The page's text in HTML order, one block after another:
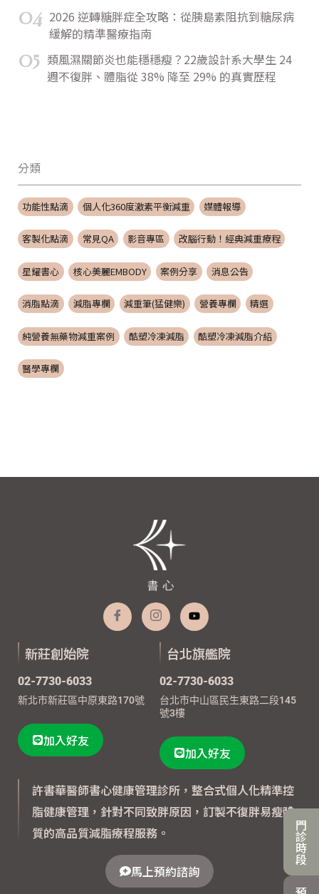
門
診
時
段
04 2026 逆轉糖胖症全攻略：從胰島素阻抗到糖尿病
緩解的精準醫療指南
05 類風濕關節炎也能穩穩瘦？22歲設計系大學生 24
週不復胖、體脂從 38% 降至 29% 的真實歷程
分類
功能性點滴 個人化360度激素平衡減重 媒體報導
客製化點滴 常見QA 影音專區 改腦行動！經典減重療程
星耀書心 核心美麗EMBODY 案例分享 消息公告
消脂點滴 減脂專欄 減重筆(猛健樂) 營養專欄 精選
純營養無藥物減重案例 酷塑冷凍減脂 酷塑冷凍減脂介紹
醫學專欄
新莊創始院
02-7730-6033
新北市新莊區中原東路170號
加入好友
台北旗艦院
02-7730-6033
台北市中山區民生東路二段145
號3樓
加入好友
許書華醫師書心健康管理診所，整合式個人化精準控
脂健康管理，針對不同致胖原因，訂製不復胖易瘦體
質的高品質減脂療程服務。
馬上預約諮詢